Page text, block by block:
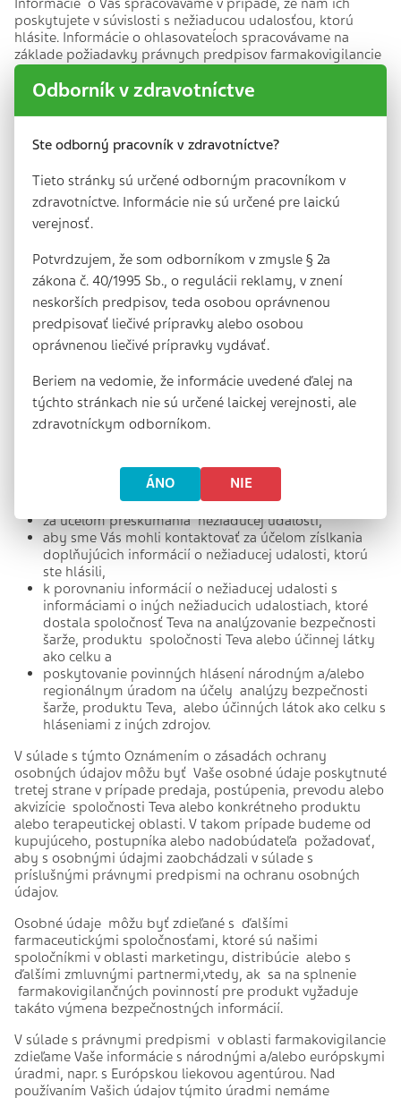
Informácie o Vás spracovávame v prípade, že nám ich
poskytujete v súvislosti s nežiaducou udalosťou, ktorú
hlásite. Informácie o ohlasovateĺoch spracovávame na
základe požiadavky právnych predpisov farmakovigilancie
ohľadne zabezpečenia sledovatelnosti a dostupnosti
doplňujúcich údajov o nežiaducej udalosti a umožňuje
osobné údaje:
kontaktné údaje (ktoré môžu zahŕňať Vašu adresu, e-
mailovú adresu, telefónne číslo alebo číslo faxu),
povolanie (na základe, ktorého určujeme otázky o
závislosti od predpokladanej úrovne Vašich
medicínskych znalostí)
vzťah k osobe, ktoré sa hlásenie týka (tj. k subjektu
hlásenia).
V prípade, že ste aj subjektom hlásenia, tieto informácie je
možné spojiť s informáciami, ktoré poskytnete v súvislosti
s Vašou reakciou.
Ako používame a zdieľame Vaše osobné
údaje
farmakovigilancie môžeme používať a zdieľať osobné údaje
za účelom preskúmania nežiaducej udalosti,
aby sme Vás mohli kontaktovať za účelom zíslkania
doplňujúcich informácií o nežiaducej udalosti, ktorú
ste hlásili,
k porovnaniu informácií o nežiaducej udalosti s
informáciami o iných nežiaducich udalostiach, ktoré
dostala spoločnosť Teva na analýzovanie bezpečnosti
šarže, produktu spoločnosti Teva alebo účinnej látky
ako celku a
poskytovanie povinných hlásení národným a/alebo
regionálnym úradom na účely analýzy bezpečnosti
šarže, produktu Teva, alebo účinných látok ako celku s
hláseniami z iných zdrojov.
V súlade s týmto Oznámením o zásadách ochrany
osobných údajov môžu byť Vaše osobné údaje poskytnuté
tretej strane v prípade predaja, postúpenia, prevodu alebo
akvizície spoločnosti Teva alebo konkrétneho produktu
alebo terapeutickej oblasti. V takom prípade budeme od
kupujúceho, postupníka alebo nadobúdateľa požadovať,
aby s osobnými údajmi zaobchádzali v súlade s
príslušnými právnymi predpismi na ochranu osobných
údajov.
Osobné údaje môžu byť zdieľané s ďalšími
farmaceutickými spoločnosťami, ktoré sú našimi
spoločníkmi v oblasti marketingu, distribúcie alebo s
ďalšími zmluvnými partnermi,vtedy, ak sa na splnenie
farmakovigilančných povinností pre produkt vyžaduje
takáto výmena bezpečnostných informácií.
V súlade s právnymi predpismi v oblasti farmakovigilancie
zdieľame Vaše informácie s národnými a/alebo európskymi
úradmi, napr. s Európskou liekovou agentúrou. Nad
používaním Vašich údajov týmito úradmi nemáme
Odborník v zdravotníctve
Ste odborný pracovník v zdravotníctve?
Tieto stránky sú určené odborným pracovníkom v
zdravotníctve. Informácie nie sú určené pre laickú
verejnosť.
Potvrdzujem, že som odborníkom v zmysle § 2a
zákona č. 40/1995 Sb., o regulácii reklamy, v znení
neskorších predpisov, teda osobou oprávnenou
predpisovať liečivé prípravky alebo osobou
oprávnenou liečivé prípravky vydávať.
Beriem na vedomie, že informácie uvedené ďalej na
týchto stránkach nie sú určené laickej verejnosti, ale
zdravotníckym odborníkom.
ÁNO NIE